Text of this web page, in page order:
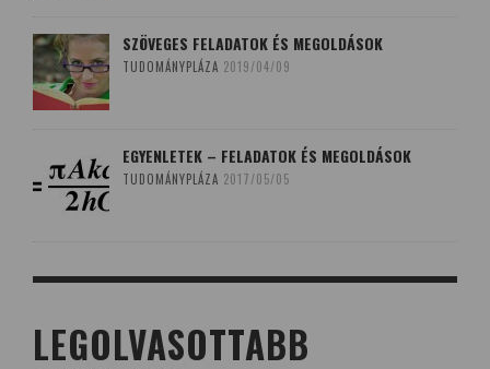
SZÖVEGES FELADATOK ÉS MEGOLDÁSOK
TUDOMÁNYPLÁZA 2019/04/09
EGYENLETEK – FELADATOK ÉS MEGOLDÁSOK
TUDOMÁNYPLÁZA 2017/05/05
LEGOLVASOTTABB